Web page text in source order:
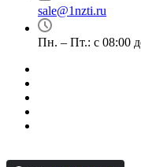
sale@1nzti.ru
Пн. – Пт.: с 08:00